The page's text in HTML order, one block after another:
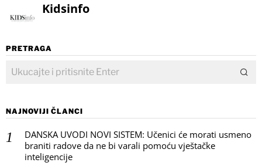
Kidsinfo
PRETRAGA
NAJNOVIJI ČLANCI
DANSKA UVODI NOVI SISTEM: Učenici će morati usmeno
braniti radove da ne bi varali pomoću vještačke
inteligencije